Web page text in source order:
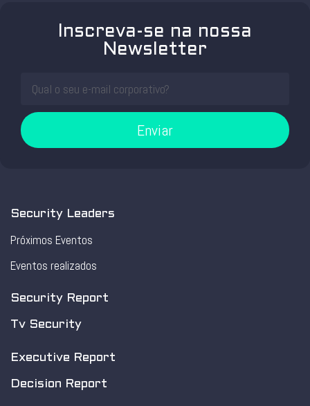
Inscreva-se na nossa
Newsletter
Enviar
Security Leaders
Próximos Eventos
Eventos realizados
Security Report
Tv Security
Executive Report
Decision Report